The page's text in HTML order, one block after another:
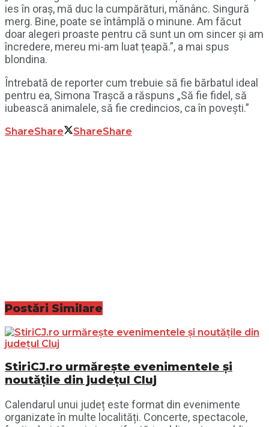
ies în oraș, mă duc la cumpărături, mănânc. Singură
merg. Bine, poate se întâmplă o minune. Am făcut
doar alegeri proaste pentru că sunt un om sincer și am
încredere, mereu mi-am luat țeapă.”, a mai spus
blondina.
Întrebată de reporter cum trebuie să fie bărbatul ideal
pentru ea, Simona Trașcă a răspuns „Să fie fidel, să
iubească animalele, să fie credincios, ca în povești.”
ShareShare ShareShare
Postări Similare
StiriCJ.ro urmărește evenimentele și
noutățile din județul Cluj
Calendarul unui județ este format din evenimente
organizate în multe localități. Concerte, spectacole,